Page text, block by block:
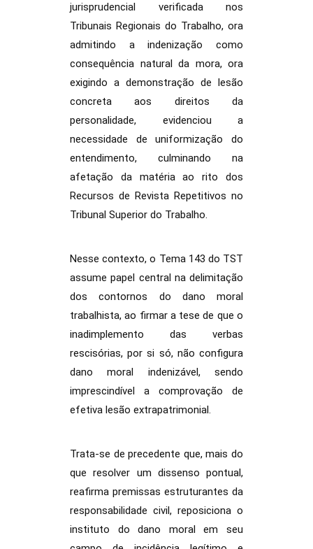
jurisprudencial verificada nos
Tribunais Regionais do Trabalho, ora
admitindo a indenização como
consequência natural da mora, ora
exigindo a demonstração de lesão
concreta aos direitos da
personalidade, evidenciou a
necessidade de uniformização do
entendimento, culminando na
afetação da matéria ao rito dos
Recursos de Revista Repetitivos no
Tribunal Superior do Trabalho.
Nesse contexto, o Tema 143 do TST
assume papel central na delimitação
dos contornos do dano moral
trabalhista, ao firmar a tese de que o
inadimplemento das verbas
rescisórias, por si só, não configura
dano moral indenizável, sendo
imprescindível a comprovação de
efetiva lesão extrapatrimonial.
Trata-se de precedente que, mais do
que resolver um dissenso pontual,
reafirma premissas estruturantes da
responsabilidade civil, reposiciona o
instituto do dano moral em seu